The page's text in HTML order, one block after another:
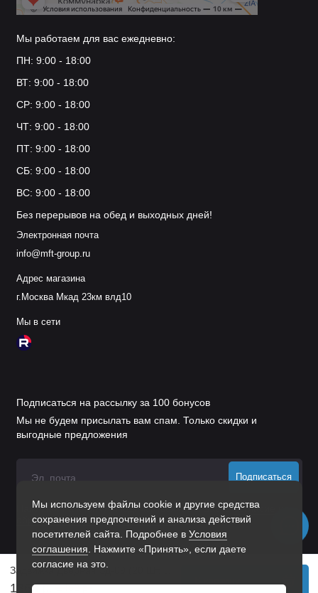
1368 р. 1482 р.
Мы используем файлы cookie и другие средства
сохранения предпочтений и анализа действий
посетителей сайта. Подробнее в Условия
соглашения . Нажмите «Принять», если даете
согласие на это.
Мы работаем для вас ежедневно:
ПН: 9:00 - 18:00
ВТ: 9:00 - 18:00
СР: 9:00 - 18:00
ЧТ: 9:00 - 18:00
ПТ: 9:00 - 18:00
СБ: 9:00 - 18:00
ВС: 9:00 - 18:00
Без перерывов на обед и выходных дней!
Электронная почта
info@mft-group.ru
Адрес магазина
г.Москва Мкад 23км влд10
Мы в сети
Подписаться на рассылку за 100 бонусов
Мы не будем присылать вам спам. Только скидки и
выгодные предложения
Подписаться
Нажимая на кнопку «Подписаться», Вы даетесогласие на
обработку персональных данных.